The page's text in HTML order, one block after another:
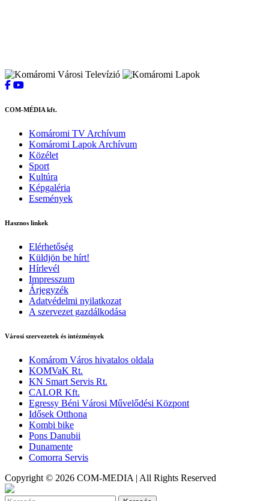
COM-MÉDIA kft.
Komáromi TV Archívum
Komáromi Lapok Archívum
Közélet
Sport
Kultúra
Képgaléria
Események
Hasznos linkek
Elérhetőség
Küldjön be hírt!
Hírlevél
Impresszum
Árjegyzék
Adatvédelmi nyilatkozat
A szervezet gazdálkodása
Városi szervezetek és intézmények
Komárom Város hivatalos oldala
KOMVaK Rt.
KN Smart Servis Rt.
CALOR Kft.
Egressy Béni Városi Művelődési Központ
Idősek Otthona
Kombi bike
Pons Danubii
Dunamente
Comorra Servis
Copyright © 2026 COM-MEDIA | All Rights Reserved